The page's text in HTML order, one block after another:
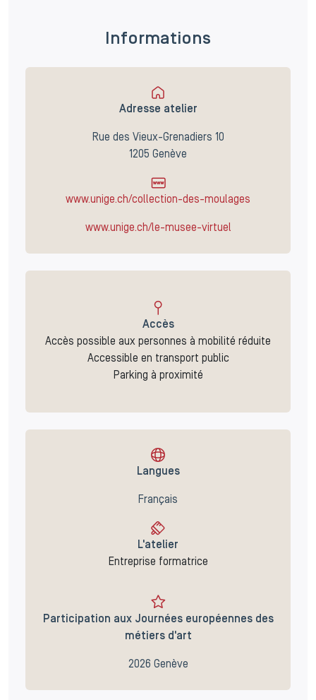
Informations
Adresse atelier
Rue des Vieux-Grenadiers 10
1205 Genève
www.unige.ch/collection-des-moulages
www.unige.ch/le-musee-virtuel
Accès
Accès possible aux personnes à mobilité réduite
Accessible en transport public
Parking à proximité
Langues
Français
L'atelier
Entreprise formatrice
Participation aux Journées européennes des
métiers d'art
2026 Genève